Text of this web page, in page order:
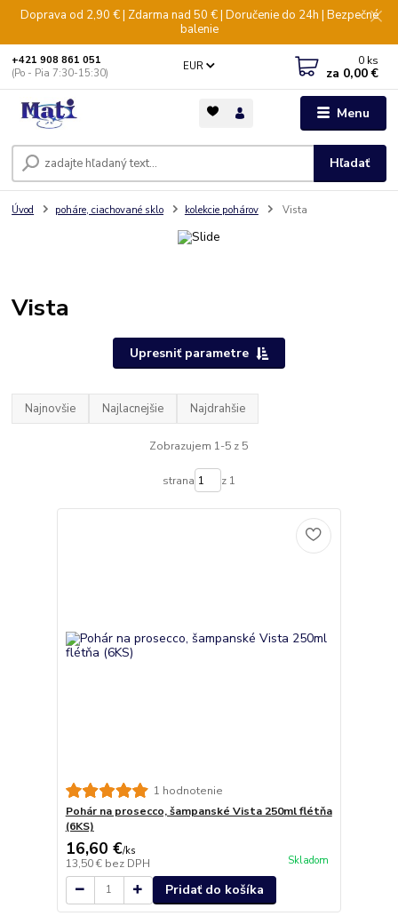
Doprava od 2,90 € | Zdarma nad 50 € | Doručenie do 24h | Bezpečné
balenie
Menu
EUR
Hľadať
+421 908 861 051
(Po - Pia 7:30-15:30)
0 ks
za 0,00 €
Úvod poháre, ciachované sklo kolekcie pohárov Vista
Vista
Upresniť parametre
Najnovšie Najlacnejšie Najdrahšie
Zobrazujem 1-5 z 5
strana z 1
1 hodnotenie
Pohár na prosecco, šampanské Vista 250ml flétňa
(6KS)
16,60 €/ks
13,50 € bez DPH Skladom
Pridať do košíka